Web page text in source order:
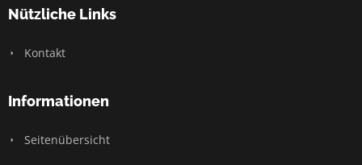
Nützliche Links
Kontakt
Informationen
Seitenübersicht